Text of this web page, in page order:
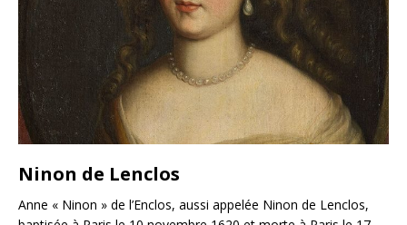
Ninon de Lenclos
Anne « Ninon » de l’Enclos, aussi appelée Ninon de Lenclos,